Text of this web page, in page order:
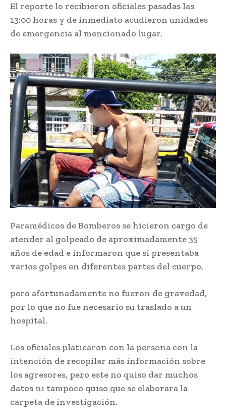
El reporte lo recibieron oficiales pasadas las
13:00 horas y de inmediato acudieron unidades
de emergencia al mencionado lugar.
Paramédicos de Bomberos se hicieron cargo de
atender al golpeado de aproximadamente 35
años de edad e informaron que sí presentaba
varios golpes en diferentes partes del cuerpo,
pero afortunadamente no fueron de gravedad,
por lo que no fue necesario su traslado a un
hospital.
Los oficiales platicaron con la persona con la
intención de recopilar más información sobre
los agresores, pero este no quiso dar muchos
datos ni tampoco quiso que se elaborara la
carpeta de investigación.